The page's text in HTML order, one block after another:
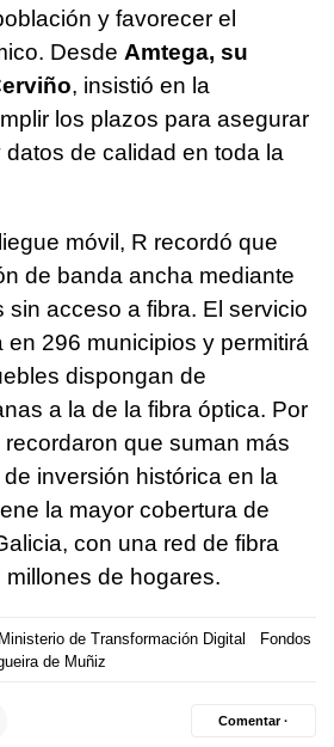
y favorecer el
Desde Amtega, su
, insistió en la
los plazos para asegurar
de calidad en toda la
móvil, R recordó que
de banda ancha mediante
sin acceso a fibra. El servicio
en 296 municipios y permitirá
dispongan de
a la de la fibra óptica. Por
que suman más
inversión histórica en la
la mayor cobertura de
con una red de fibra
de hogares.
Ministerio de Transformación Digital
Fondos
de Muñiz
Comentar ·